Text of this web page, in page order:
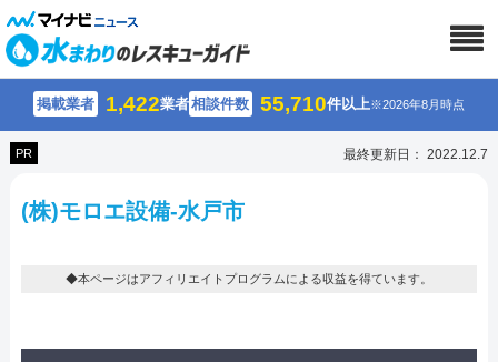
掲載業者 1,422業者相談件数 55,710件以上※2026年8月時点
PR 最終更新日： 2022.12.7
(株)モロエ設備-水戸市
◆本ページはアフィリエイトプログラムによる収益を得ています。